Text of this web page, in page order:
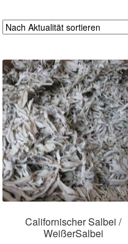
Californischer Salbei /
WeißerSalbei